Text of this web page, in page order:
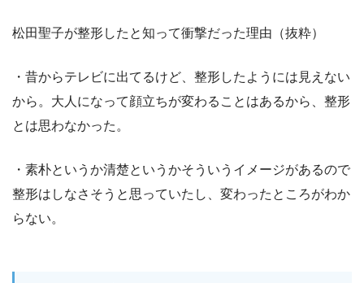
松田聖子が整形したと知って衝撃だった理由（抜粋）
・昔からテレビに出てるけど、整形したようには見えない
から。大人になって顔立ちが変わることはあるから、整形
とは思わなかった。
・素朴というか清楚というかそういうイメージがあるので
整形はしなさそうと思っていたし、変わったところがわか
らない。